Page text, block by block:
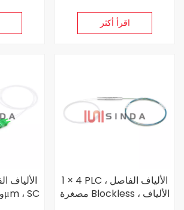
اقرأ أكثر
1 × 4 PLC الألياف الفاصل ،
مصغرة Blockless ، الألياف